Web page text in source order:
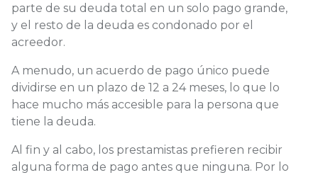
parte de su deuda total en un solo pago grande,
y el resto de la deuda es condonado por el
acreedor.
A menudo, un acuerdo de pago único puede
dividirse en un plazo de 12 a 24 meses, lo que lo
hace mucho más accesible para la persona que
tiene la deuda.
Al fin y al cabo, los prestamistas prefieren recibir
alguna forma de pago antes que ninguna. Por lo